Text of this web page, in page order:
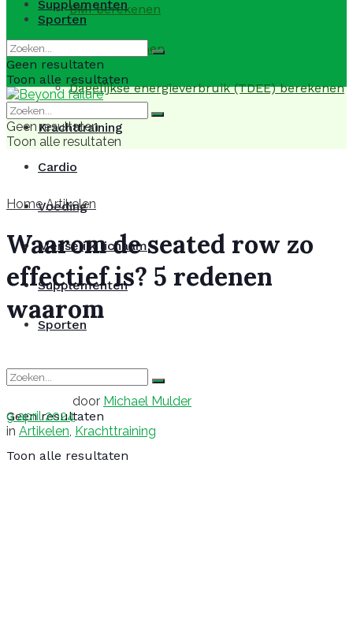
BMI berekenen
BMR berekenen
Dagelijkse energieverbruik (TDEE) berekenen
Krachttraining
Cardio
Voeding
Menselijk lichaam
Supplementen
Sporten
Geen resultaten
Toon alle resultaten
Supplementen
Sporten
Geen resultaten
Toon alle resultaten
Geen resultaten
Toon alle resultaten
Home Artikelen
Waarom de seated row zo
effectief is? 5 redenen
waarom
door Michael Mulder
9 april 2024
in Artikelen, Krachttraining